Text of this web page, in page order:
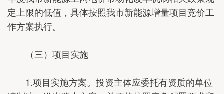
定上限的低值，具体按照我市新能源增量项目竞价工
作方案执行。
（三）项目实施
1.项目实施方案。投资主体应委托有资质的单位